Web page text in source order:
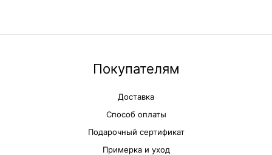
МолочныйПокупателям
Доставка
Способ оплаты
Подарочный сертификат
Примерка и уход